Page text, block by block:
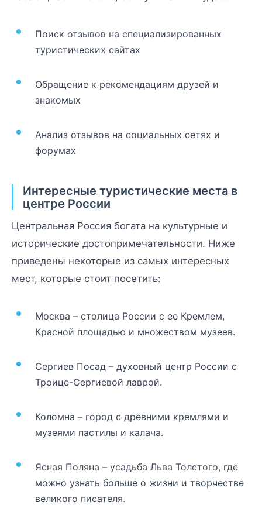
Поиск отзывов на специализированных
туристических сайтах
Обращение к рекомендациям друзей и
знакомых
Анализ отзывов на социальных сетях и
форумах
Интересные туристические места в
центре России
Центральная Россия богата на культурные и
исторические достопримечательности. Ниже
приведены некоторые из самых интересных
мест, которые стоит посетить:
Москва – столица России с ее Кремлем,
Красной площадью и множеством музеев.
Сергиев Посад – духовный центр России с
Троице-Сергиевой лаврой.
Коломна – город с древними кремлями и
музеями пастилы и калача.
Ясная Поляна – усадьба Льва Толстого, где
можно узнать больше о жизни и творчестве
великого писателя.